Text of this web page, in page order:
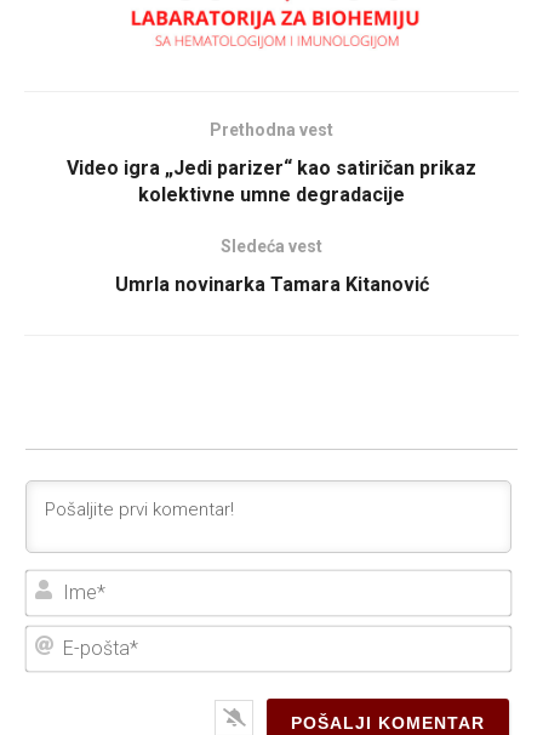
Prethodna vest
Video igra „Jedi parizer“ kao satiričan prikaz
kolektivne umne degradacije
Sledeća vest
Umrla novinarka Tamara Kitanović
E-